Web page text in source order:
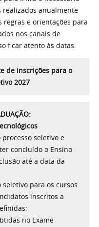
realizados anualmente
regras e orientações para
nos canais de
ficar atento às datas.
de inscrições para o
2027
seletivo e
concluído o Ensino
até a data da
seletivo para os cursos
inscritos a
no Exame